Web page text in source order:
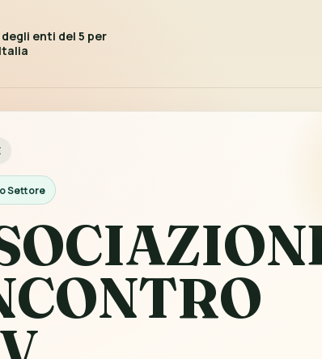
enti del 5 per
Settore